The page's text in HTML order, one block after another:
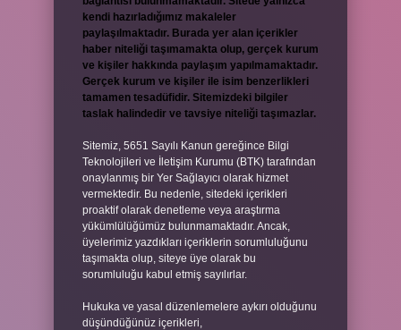
kendi hazırladığımız makaleler
paylaşılmaktadır. Burada yer alan içerikler
haber niteliği taşımamakta olup, gerçek kurum
ve kişiler hakkında paylaşım yapılmamaktadır.
Gerçek kurum ve kişiler ile isim benzerlikleri
tamamen tesadüfidir. Sitemizdeki bilgiler
taslak halindedir ve tavsiye niteliği taşımazlar.
Sitemiz, 5651 Sayılı Kanun gereğince Bilgi
Teknolojileri ve İletişim Kurumu (BTK) tarafından
onaylanmış bir Yer Sağlayıcı olarak hizmet
vermektedir. Bu nedenle, sitedeki içerikleri
proaktif olarak denetleme veya araştırma
yükümlülüğümüz bulunmamaktadır. Ancak,
üyelerimiz yazdıkları içeriklerin sorumluluğunu
taşımakta olup, siteye üye olarak bu
sorumluluğu kabul etmiş sayılırlar.
Hukuka ve yasal düzenlemelere aykırı olduğunu
düşündüğünüz içerikleri,